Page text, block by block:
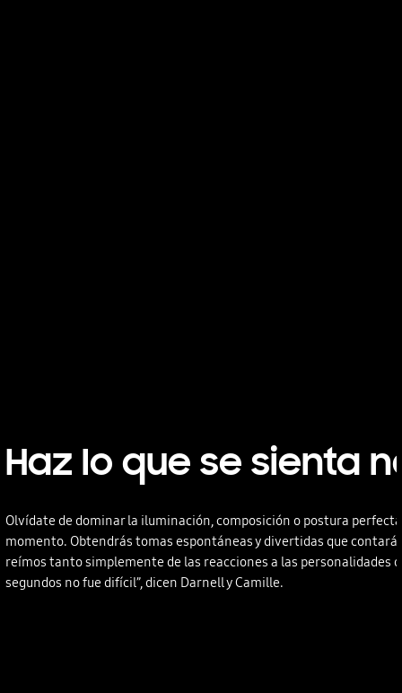
Haz lo que se sienta
Olvídate de dominar la iluminación, composición o postura
momento. Obtendrás tomas espontáneas y divertidas que
reímos tanto simplemente de las reacciones a las personalidades
segundos no fue difícil”, dicen Darnell y Camille.